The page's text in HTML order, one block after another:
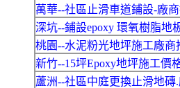
萬華--社區止滑車道鋪設-廠
深坑--鋪設epoxy 環氧樹脂地
桃園--水泥粉光地坪施工廠商
新竹--15坪Epoxy地坪施工價
蘆洲--社區中庭更換止滑地磚